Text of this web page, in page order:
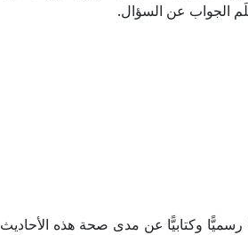
الجواب عن السؤال.
وكتابيًّا عن مدى صحة هذه الأحاديث